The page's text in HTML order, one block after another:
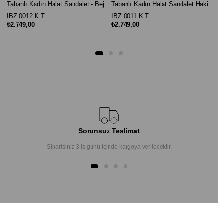
Tabanlı Kadın Halat Sandalet - Bej
IBZ.0012.K.T
₺2.749,00
Tabanlı Kadın Halat Sandalet Haki
IBZ.0011.K.T
₺2.749,00
Sorunsuz Teslimat
Siparişiniz 3 iş günü içinde kargoya verilecektir.